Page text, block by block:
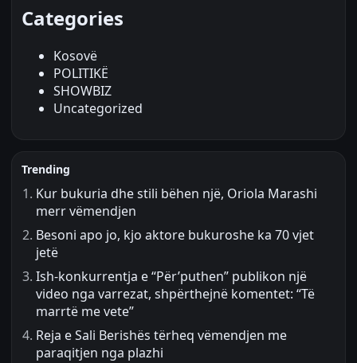
Categories
Kosovë
POLITIKË
SHOWBIZ
Uncategorized
Trending
Kur bukuria dhe stili bëhen një, Oriola Marashi
merr vëmendjen
Besoni apo jo, kjo aktore bukuroshe ka 70 vjet
jetë
Ish-konkurrentja e “Për’puthen” publikon një
video nga varrezat, shpërthejnë komentet: “Të
marrtë me vete”
Reja e Sali Berishës tërheq vëmendjen me
paraqitjen nga plazhi